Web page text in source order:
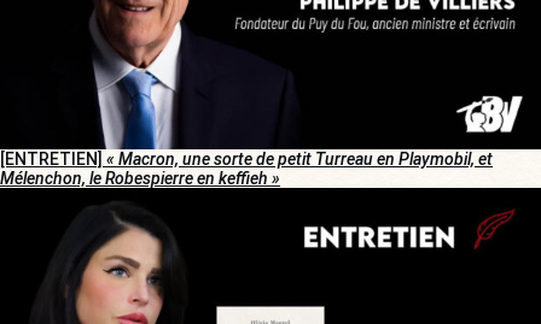
[ENTRETIEN] « Macron, une sorte de petit Turreau en Playmobil, et
Mélenchon, le Robespierre en keffieh »